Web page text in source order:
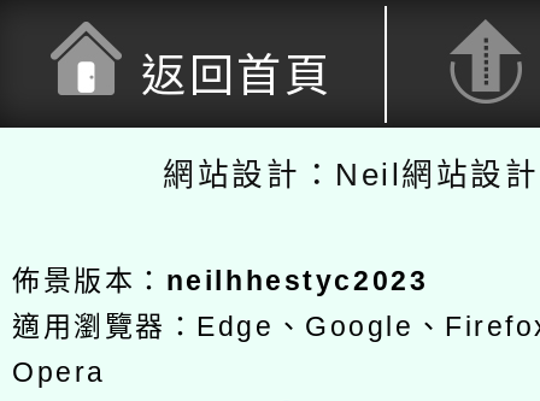
返回首頁
網站設計：Neil網站設
佈景版本： neilhhestyc2023
適用瀏覽器：Edge、Google、
Opera